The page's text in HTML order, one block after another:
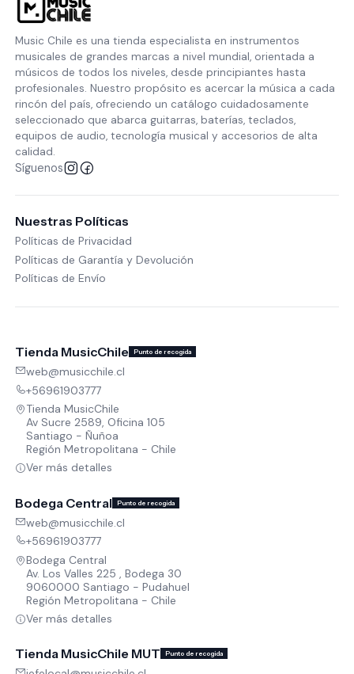
Music Chile es una tienda especialista en instrumentos
musicales de grandes marcas a nivel mundial, orientada a
músicos de todos los niveles, desde principiantes hasta
profesionales. Nuestro propósito es acercar la música a cada
rincón del país, ofreciendo un catálogo cuidadosamente
seleccionado que abarca guitarras, baterías, teclados,
equipos de audio, tecnología musical y accesorios de alta
calidad.
Síguenos
Nuestras Políticas
Políticas de Privacidad
Políticas de Garantía y Devolución
Políticas de Envío
Tienda MusicChile Punto de recogida
web@musicchile.cl
+56961903777
Tienda MusicChile
Av Sucre 2589, Oficina 105
Santiago - Ñuñoa
Región Metropolitana - Chile
Ver más detalles
Bodega Central Punto de recogida
web@musicchile.cl
+56961903777
Bodega Central
Av. Los Valles 225 , Bodega 30
9060000 Santiago - Pudahuel
Región Metropolitana - Chile
Ver más detalles
Tienda MusicChile MUT Punto de recogida